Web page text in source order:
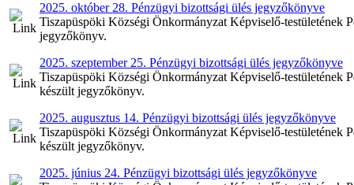
2025. október 28. Pénzügyi bizottsági ülés jegyzőkönyve
Tiszapüspöki Községi Önkormányzat Képviselő-testületének
jegyzőkönyv.
2025. szeptember 25. Pénzügyi bizottsági ülés jegyzőkönyve
Tiszapüspöki Községi Önkormányzat Képviselő-testületének
készült jegyzőkönyv.
2025. augusztus 14. Pénzügyi bizottsági ülés jegyzőkönyve
Tiszapüspöki Községi Önkormányzat Képviselő-testületének
készült jegyzőkönyv.
2025. június 24. Pénzügyi bizottsági ülés jegyzőkönyve